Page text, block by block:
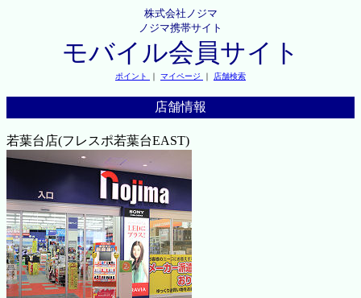
株式会社ノジマ
ノジマ携帯サイト
モバイル会員サイト
ポイント ｜ マイページ ｜ 店舗検索
店舗情報
若葉台店(フレスポ若葉台EAST)